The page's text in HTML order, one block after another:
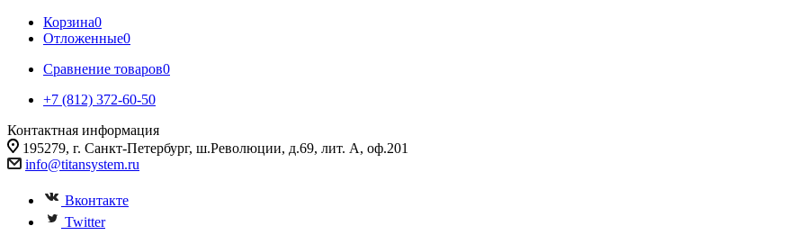
Корзина0
Отложенные0
Сравнение товаров0
+7 (812) 372-60-50
Контактная информация
195279, г. Санкт-Петербург, ш.Революции, д.69, лит. А, оф.201
info@titansystem.ru
Вконтакте
Twitter